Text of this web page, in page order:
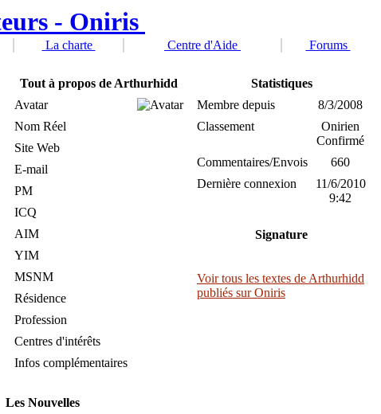
La charte Centre d'Aide
Forums
Tout à propos de Arthurhidd
Avatar
Nom Réel
Site Web
E-mail
PM
ICQ
AIM
YIM
MSNM
Résidence
Profession
Centres d'intérêts
Infos complémentaires
Statistiques
Membre depuis
8/3/2008
Classement
Onirien
Confirmé
Commentaires/Envois
660
Dernière connexion
11/6/2010
9:42
Signature
Voir tous les textes de Arthurhidd
publiés sur Oniris
Les Nouvelles